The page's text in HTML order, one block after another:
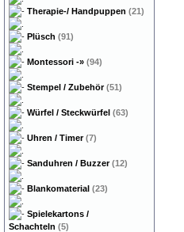
Therapie-/ Handpuppen (21)
Plüsch (91)
Montessori -» (94)
Stempel / Zubehör(51)
Würfel / Steckwürfel (63)
Uhren / Timer(7)
Sanduhren / Buzzer(12)
Blankomaterial (23)
Spielekartons /
Schachteln (5)